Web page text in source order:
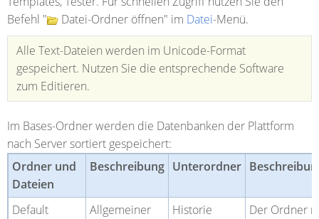
Befehl "
Datei-Ordner öffnen" im Datei-Menü.
Alle Text-Dateien werden im Unicode-Format
gespeichert. Nutzen Sie die entsprechende Software
zum Editieren.
Im Bases-Ordner werden die Datenbanken der Plattform
nach Server sortiert gespeichert:
Ordner und
Dateien
Beschreibung Unterordner
Default
Allgemeiner
Historie
Der Ordner